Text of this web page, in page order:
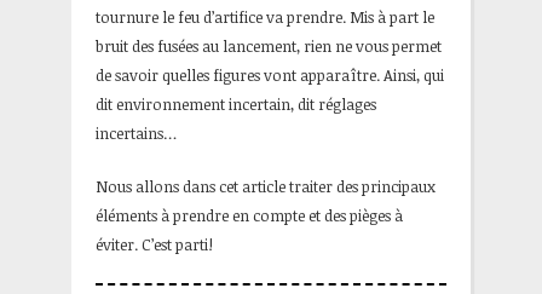
tournure le feu d’artifice va prendre. Mis à part le
bruit des fusées au lancement, rien ne vous permet
de savoir quelles figures vont apparaître. Ainsi, qui
dit environnement incertain, dit réglages
incertains…
Nous allons dans cet article traiter des principaux
éléments à prendre en compte et des pièges à
éviter. C’est parti!